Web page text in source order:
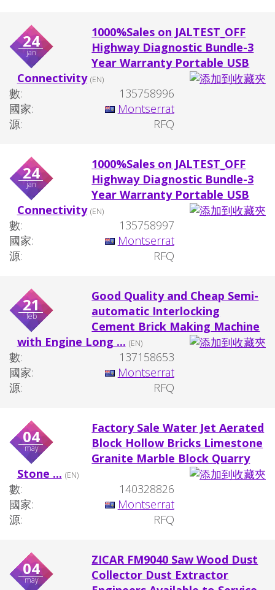
24
jan
1000%Sales on JALTEST_OFF
Highway Diagnostic Bundle-3
Year Warranty Portable USB
Connectivity (EN)
數:
135758996
國家:
Montserrat
源:
RFQ
24
jan
1000%Sales on JALTEST_OFF
Highway Diagnostic Bundle-3
Year Warranty Portable USB
Connectivity (EN)
數:
135758997
國家:
Montserrat
源:
RFQ
21
feb
Good Quality and Cheap Semi-
automatic Interlocking
Cement Brick Making Machine
with Engine Long ... (EN)
數:
137158653
國家:
Montserrat
源:
RFQ
04
may
Factory Sale Water Jet Aerated
Block Hollow Bricks Limestone
Granite Marble Block Quarry
Stone ... (EN)
數:
140328826
國家:
Montserrat
源:
RFQ
04
may
ZICAR FM9040 Saw Wood Dust
Collector Dust Extractor